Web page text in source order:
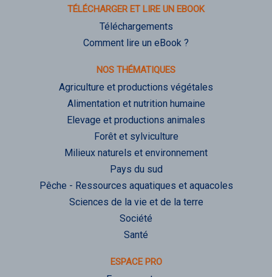
TÉLÉCHARGER ET LIRE UN EBOOK
Téléchargements
Comment lire un eBook ?
NOS THÉMATIQUES
Agriculture et productions végétales
Alimentation et nutrition humaine
Elevage et productions animales
Forêt et sylviculture
Milieux naturels et environnement
Pays du sud
Pêche - Ressources aquatiques et aquacoles
Sciences de la vie et de la terre
Société
Santé
ESPACE PRO